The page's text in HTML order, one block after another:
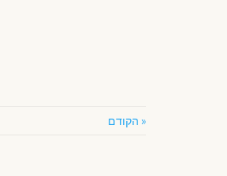
« הקודם